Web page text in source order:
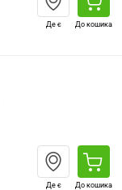
Де є До кошика
Де є До кошика